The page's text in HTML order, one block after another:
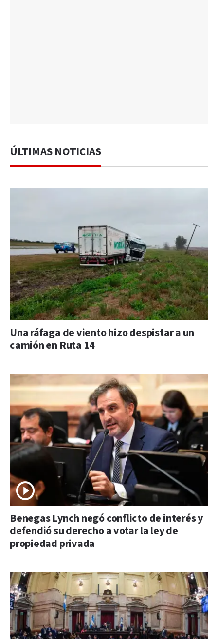
ÚLTIMAS NOTICIAS
Una ráfaga de viento hizo despistar a un
camión en Ruta 14
Benegas Lynch negó conflicto de interés y
defendió su derecho a votar la ley de
propiedad privada